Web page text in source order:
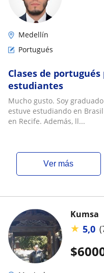
Medellín
Portugués
Clases de
estudiantes
Mucho gusto. Soy
estuve estudiando en
en Recife. Además, ll...
ver más
$
Kumsa
★ 5,0